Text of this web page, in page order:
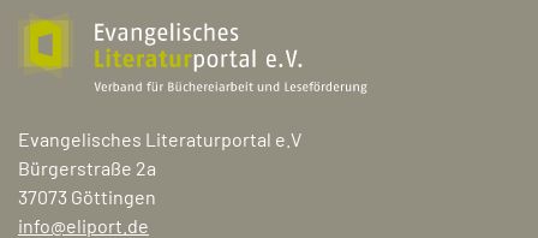
Evangelisches Literaturportal e.V
Bürgerstraße 2a
37073 Göttingen
info@eliport.de